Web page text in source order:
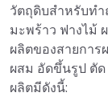
วัตถุดิบสำหรับทำ
มะพร้าว ฟางไม้
ผลิตของสายการ
ผสม อัดขึ้นรูป ตัด
ผลิตมีดังนี้: